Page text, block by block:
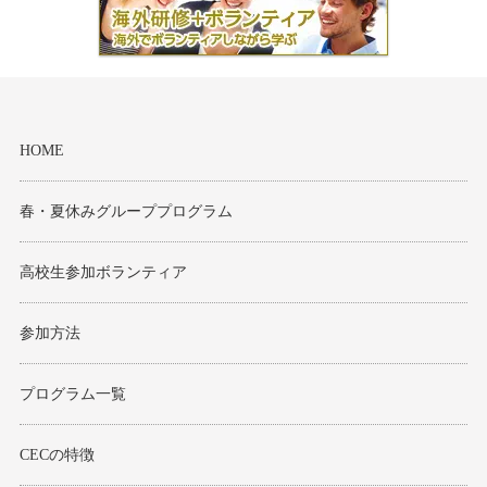
HOME
春・夏休みグループプログラム
高校生参加ボランティア
参加方法
プログラム一覧
CECの特徴